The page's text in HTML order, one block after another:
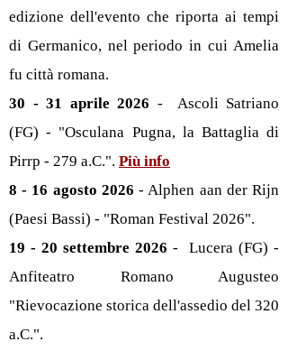
edizione dell'evento che riporta ai tempi
di Germanico, nel periodo in cui Amelia
fu città romana.
30 - 31 aprile 2026 - Ascoli Satriano
(FG) - "Osculana Pugna, la Battaglia di
Pirrp - 279 a.C.". Più info
8 - 16 agosto 2026 - Alphen aan der Rijn
(Paesi Bassi) - "Roman Festival 2026".
19 - 20 settembre 2026 - Lucera (FG) -
Anfiteatro Romano Augusteo
"Rievocazione storica dell'assedio del 320
a.C.".